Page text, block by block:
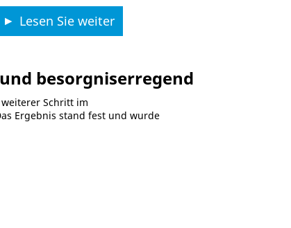
Lesen Sie weiter
besorgniserregend
Schritt im
Ergebnis stand fest und wurde